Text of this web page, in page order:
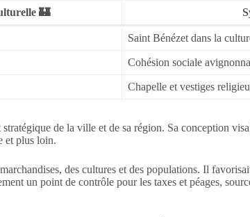
🏰
Saint Bénézet dans la
Cohésion sociale
Chapelle et vestiges
de la ville et de sa région. Sa conception
et plus loin.
des cultures et des populations. Il
un point de contrôle pour les taxes et péages,